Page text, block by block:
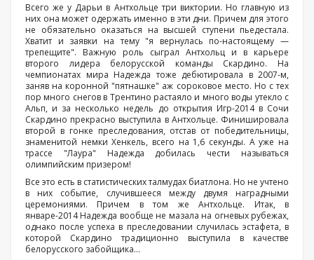
Всего же у Дарьи в Антхольце три виктории. Но главную из
них она может одержать именно в эти дни. Причем для этого
не обязательно оказаться на высшей ступени пьедестала.
Хватит и заявки на тему "я вернулась по-настоящему —
трепещите". Важную роль сыграл Антхольц и в карьере
второго лидера белорусской команды Скардино. На
чемпионатах мира Надежда тоже дебютировала в 2007-м,
заняв на коронной "пятнашке" аж сороковое место. Но с тех
пор много снегов в Трентино растаяло и много воды утекло с
Альп, и за несколько недель до открытия Игр-2014 в Сочи
Скардино прекрасно выступила в Антхольце. Финишировала
второй в гонке преследования, отстав от победительницы,
знаменитой немки Хенкель, всего на 1,6 секунды. А уже на
трассе "Лаура" Надежда добилась чести называться
олимпийским призером!
Все это есть в статистических талмудах биатлона. Но не учтено
в них событие, случившееся между двумя наградными
церемониями. Причем в том же Антхольце. Итак, в
январе-2014 Надежда вообще не мазала на огневых рубежах,
однако после успеха в преследовании случилась эстафета, в
которой Скардино традиционно выступила в качестве
белорусского забойщика…